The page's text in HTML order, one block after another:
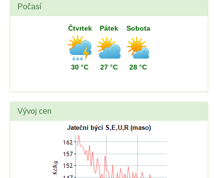
Počasí
Čtvrtek
30 °C
Pátek
27 °C
Sobota
28 °C
Vývoj cen